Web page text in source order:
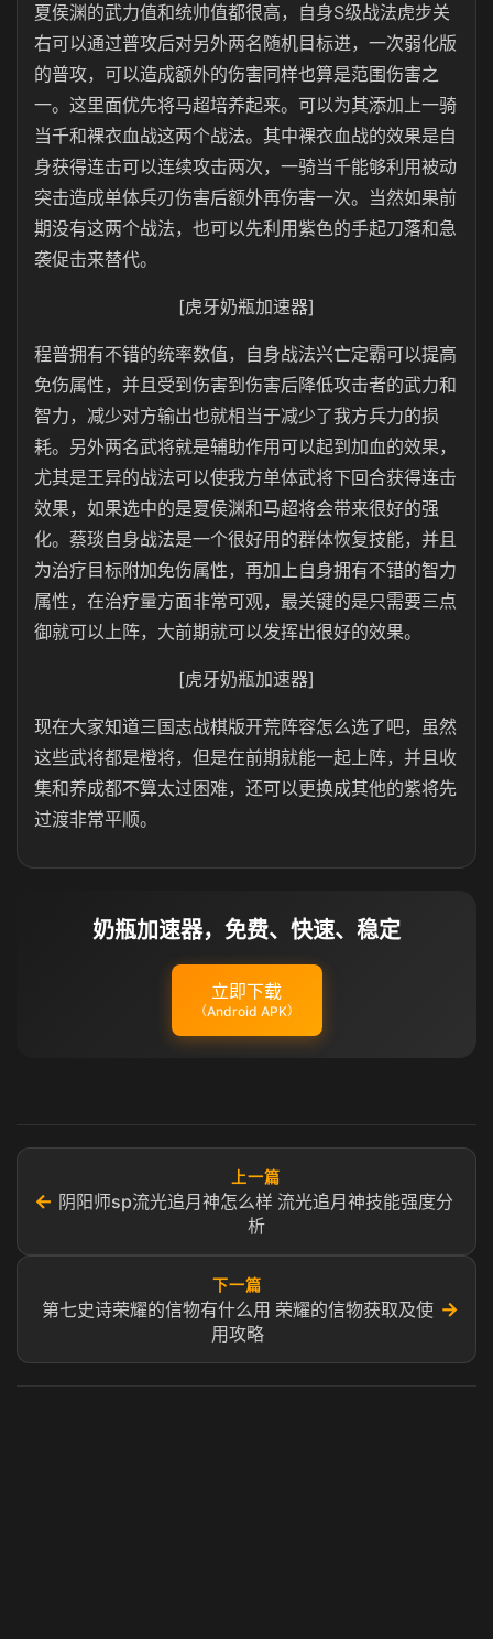
夏侯渊的武力值和统帅值都很高，自身S级战法虎步关
右可以通过普攻后对另外两名随机目标进，一次弱化版
的普攻，可以造成额外的伤害同样也算是范围伤害之
一。这里面优先将马超培养起来。可以为其添加上一骑
当千和裸衣血战这两个战法。其中裸衣血战的效果是自
身获得连击可以连续攻击两次，一骑当千能够利用被动
突击造成单体兵刃伤害后额外再伤害一次。当然如果前
期没有这两个战法，也可以先利用紫色的手起刀落和急
袭促击来替代。
[虎牙奶瓶加速器]
程普拥有不错的统率数值，自身战法兴亡定霸可以提高
免伤属性，并且受到伤害到伤害后降低攻击者的武力和
智力，减少对方输出也就相当于减少了我方兵力的损
耗。另外两名武将就是辅助作用可以起到加血的效果，
尤其是王异的战法可以使我方单体武将下回合获得连击
效果，如果选中的是夏侯渊和马超将会带来很好的强
化。蔡琰自身战法是一个很好用的群体恢复技能，并且
为治疗目标附加免伤属性，再加上自身拥有不错的智力
属性，在治疗量方面非常可观，最关键的是只需要三点
御就可以上阵，大前期就可以发挥出很好的效果。
[虎牙奶瓶加速器]
现在大家知道三国志战棋版开荒阵容怎么选了吧，虽然
这些武将都是橙将，但是在前期就能一起上阵，并且收
集和养成都不算太过困难，还可以更换成其他的紫将先
过渡非常平顺。
奶瓶加速器，免费、快速、稳定
立即下载
（Android APK）
←
上一篇
阴阳师sp流光追月神怎么样 流光追月神技能强度分
析
下一篇
第七史诗荣耀的信物有什么用 荣耀的信物获取及使
用攻略
→